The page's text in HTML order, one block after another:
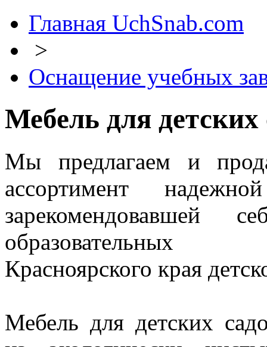
Главная UchSnab.com
>
Оснащение учебных
Мебель для детских
Мы предлагаем и
ассортимент
зарекомендовавшей
образовательных
Красноярского края
Мебель для детских